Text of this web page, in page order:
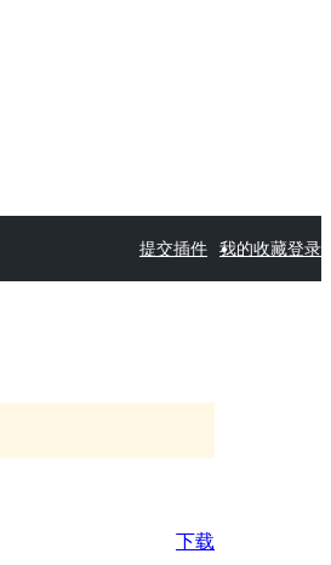
提交插件 我的收藏登录
下载